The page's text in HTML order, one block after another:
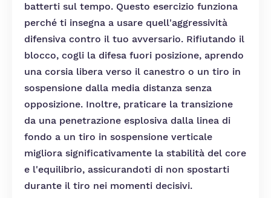
batterti sul tempo. Questo esercizio funziona
perché ti insegna a usare quell'aggressività
difensiva contro il tuo avversario. Rifiutando il
blocco, cogli la difesa fuori posizione, aprendo
una corsia libera verso il canestro o un tiro in
sospensione dalla media distanza senza
opposizione. Inoltre, praticare la transizione
da una penetrazione esplosiva dalla linea di
fondo a un tiro in sospensione verticale
migliora significativamente la stabilità del core
e l'equilibrio, assicurandoti di non spostarti
durante il tiro nei momenti decisivi.